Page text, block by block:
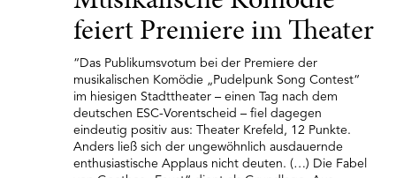
feiert Premiere im Theater
“Das Publikumsvotum bei der Premiere der
musikalischen Komödie „Pudelpunk Song Contest“
im hiesigen Stadttheater – einen Tag nach dem
deutschen ESC-Vorentscheid – fiel dagegen
eindeutig positiv aus: Theater Krefeld, 12 Punkte.
Anders ließ sich der ungewöhnlich ausdauernde
enthusiastische Applaus nicht deuten. (…) Die Fabel